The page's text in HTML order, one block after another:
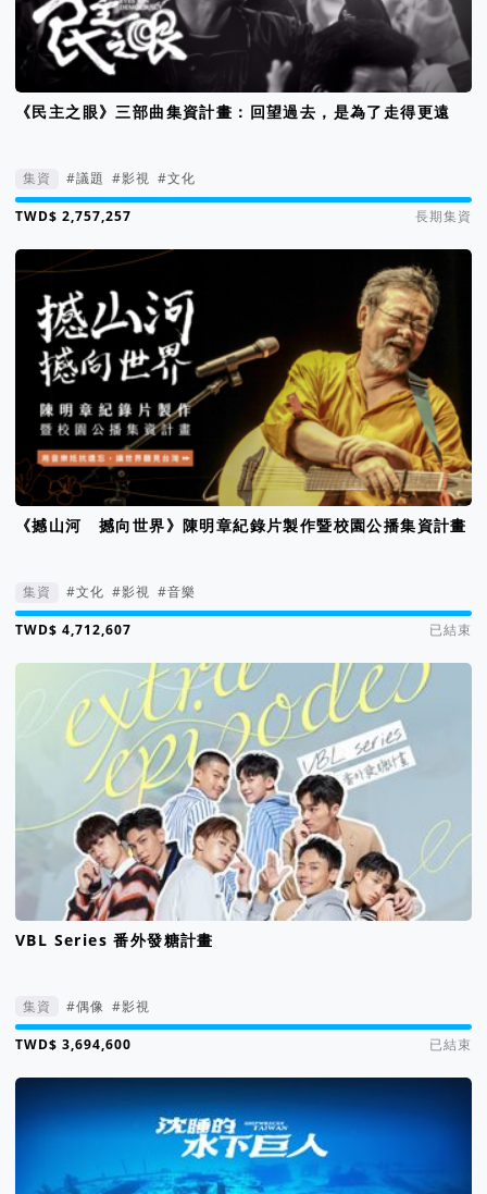
《民主之眼》三部曲集資計畫：回望過去，是為了走得更遠
集資 #議題 #影視 #文化
集資進度 276%
長期集資
《撼山河 撼向世界》陳明章紀錄片製作暨校園公播集資計畫
集資 #文化 #影視 #音樂
集資進度 158%
已結束
VBL Series 番外發糖計畫
集資 #偶像 #影視
集資進度 3693%
已結束